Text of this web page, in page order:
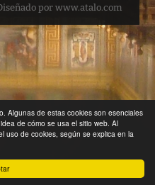
Algunas de estas cookies son esenciales
de cómo se usa el sitio web. Al
uso de cookies, según se explica en la
por www.atalo.com